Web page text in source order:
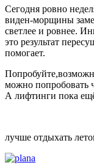
Сегодня ровно
виден-морщины
светлее и ровнее.
это результат
помогает.
можно попробовать
А лифтинги пока
лучше отдыхать